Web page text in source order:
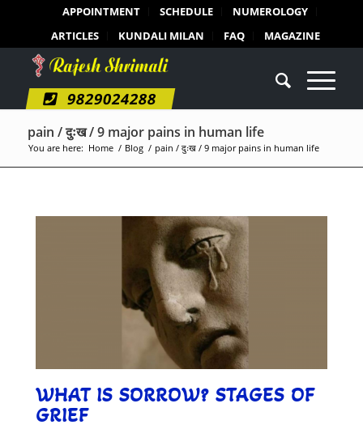
APPOINTMENT SCHEDULE
NUMEROLOGY
ARTICLES
KUNDALI MILAN FAQ MAGAZINE
9829024288
pain / दुःख / 9 major pains in human life
You are here: Home / Blog / pain / दुःख / 9 major pains in human life
WHAT IS SORROW? STAGES OF
GRIEF